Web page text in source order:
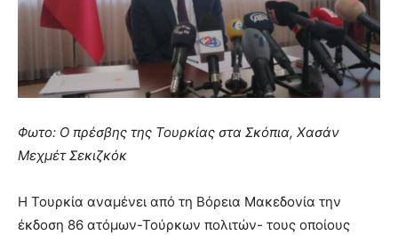
Φωτο: Ο πρέσβης της Τουρκίας στα Σκόπια, Χασάν
Μεχμέτ Σεκιζκόκ
Η Τουρκία αναμένει από τη Bόρεια Μακεδονία την
έκδοση 86 ατόμων-Τούρκων πολιτών- τους οποίους